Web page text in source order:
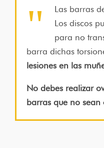
Las barras
Los discos
para no
barra dichas
lesiones en las
No debes realizar
barras que no sean